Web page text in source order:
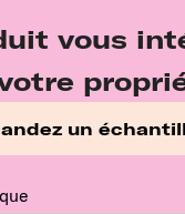
vous
un